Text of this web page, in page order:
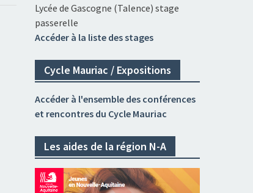
Lycée de Gascogne (Talence) stage
passerelle
Accéder à la liste des stages
Cycle Mauriac / Expositions
Accéder à l'ensemble des conférences
et rencontres du Cycle Mauriac
Les aides de la région N-A